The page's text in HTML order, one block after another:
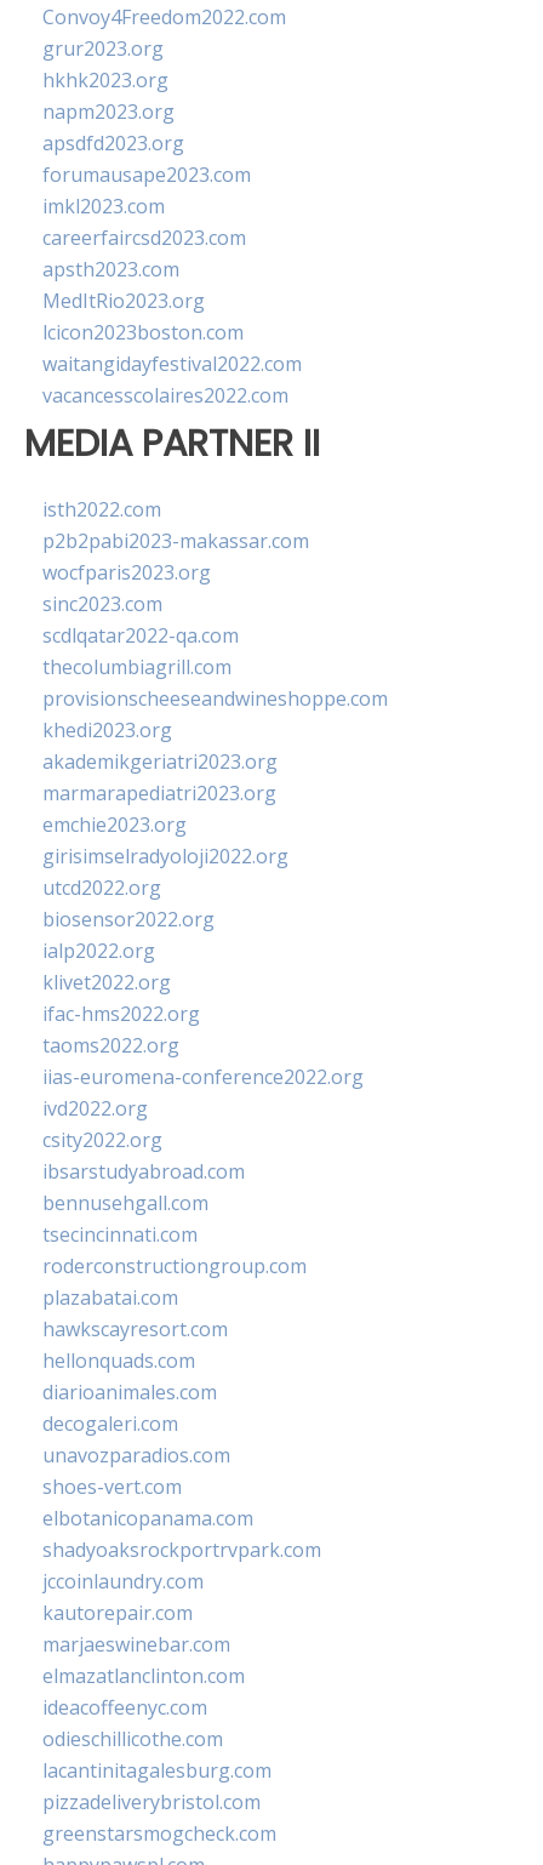
Convoy4Freedom2022.com
grur2023.org
hkhk2023.org
napm2023.org
apsdfd2023.org
forumausape2023.com
imkl2023.com
careerfaircsd2023.com
apsth2023.com
MedItRio2023.org
lcicon2023boston.com
waitangidayfestival2022.com
vacancesscolaires2022.com
MEDIA PARTNER II
isth2022.com
p2b2pabi2023-makassar.com
wocfparis2023.org
sinc2023.com
scdlqatar2022-qa.com
thecolumbiagrill.com
provisionscheeseandwineshoppe.com
khedi2023.org
akademikgeriatri2023.org
marmarapediatri2023.org
emchie2023.org
girisimselradyoloji2022.org
utcd2022.org
biosensor2022.org
ialp2022.org
klivet2022.org
ifac-hms2022.org
taoms2022.org
iias-euromena-conference2022.org
ivd2022.org
csity2022.org
ibsarstudyabroad.com
bennusehgall.com
tsecincinnati.com
roderconstructiongroup.com
plazabatai.com
hawkscayresort.com
hellonquads.com
diarioanimales.com
decogaleri.com
unavozparadios.com
shoes-vert.com
elbotanicopanama.com
shadyoaksrockportrvpark.com
jccoinlaundry.com
kautorepair.com
marjaeswinebar.com
elmazatlanclinton.com
ideacoffeenyc.com
odieschillicothe.com
lacantinitagalesburg.com
pizzadeliverybristol.com
greenstarsmogcheck.com